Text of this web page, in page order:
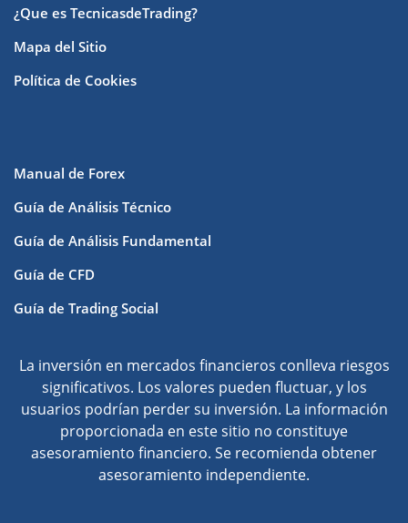
¿Que es TecnicasdeTrading?
Mapa del Sitio
Política de Cookies
Manual de Forex
Guía de Análisis Técnico
Guía de Análisis Fundamental
Guía de CFD
Guía de Trading Social
La inversión en mercados financieros conlleva riesgos
significativos. Los valores pueden fluctuar, y los
usuarios podrían perder su inversión. La información
proporcionada en este sitio no constituye
asesoramiento financiero. Se recomienda obtener
asesoramiento independiente.